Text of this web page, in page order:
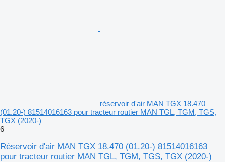
réservoir d'air MAN TGX 18.470
(01.20-) 81514016163 pour tracteur routier MAN TGL, TGM, TGS,
TGX (2020-)
6
Réservoir d'air MAN TGX 18.470 (01.20-) 81514016163
pour tracteur routier MAN TGL, TGM, TGS, TGX (2020-)